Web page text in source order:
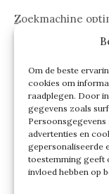
Om de beste
cookies om
raadplegen. Door
gegevens zoals
advertenties en
gepersonaliseerde
toestemming geeft
invloed hebben op
Zoekmachine